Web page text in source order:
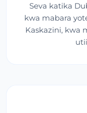
Seva katika
kwa mabara
Kaskazini, kwa